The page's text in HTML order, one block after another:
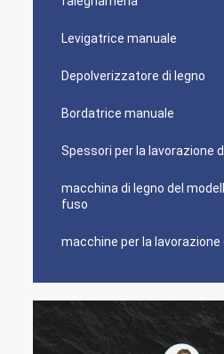
Levigatrice manuale
Depolverizzatore di legno
Bordatrice manuale
Spessori per la lavorazione
macchina di legno del
fuso
macchine per la lavorazione